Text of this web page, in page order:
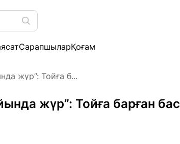
СарапшыларҚоғам
жүр”: Тойға б...
жүр”: Тойға барған бас